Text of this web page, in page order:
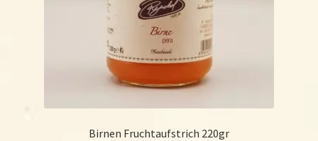
Birnen Fruchtaufstrich 220gr